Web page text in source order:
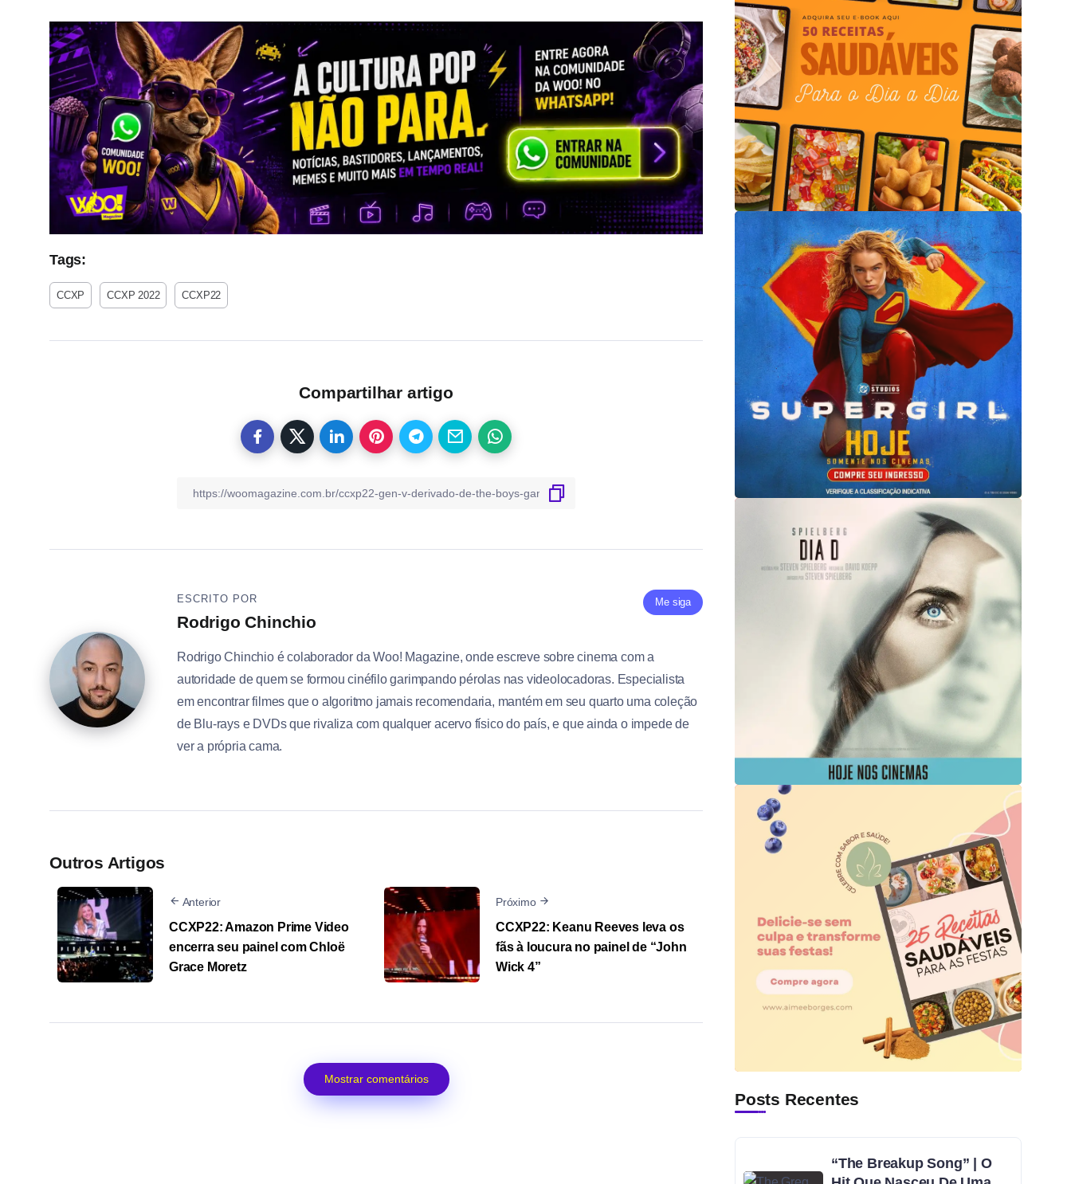
Tags:
CCXP CCXP 2022 CCXP22
Compartilhar artigo
Me siga
ESCRITO POR
Rodrigo Chinchio
Rodrigo Chinchio é colaborador da Woo! Magazine, onde escreve sobre cinema com a
autoridade de quem se formou cinéfilo garimpando pérolas nas videolocadoras. Especialista
em encontrar filmes que o algoritmo jamais recomendaria, mantém em seu quarto uma coleção
de Blu-rays e DVDs que rivaliza com qualquer acervo físico do país, e que ainda o impede de
ver a própria cama.
Outros Artigos
Anterior
CCXP22: Amazon Prime Video
encerra seu painel com Chloë
Grace Moretz
Próximo
CCXP22: Keanu Reeves leva os
fãs à loucura no painel de “John
Wick 4”
Mostrar comentários
Posts Recentes
“The Breakup Song” | O